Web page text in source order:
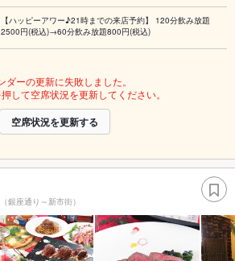
【ハッピーアワー♪21時までの来店予約】 120分飲み放題
2500円(税込)→60分飲み放題800円(税込)
ダーの更新に失敗しました。
して空席状況を更新してください。
空席状況を更新する
銀座通り～新市街）